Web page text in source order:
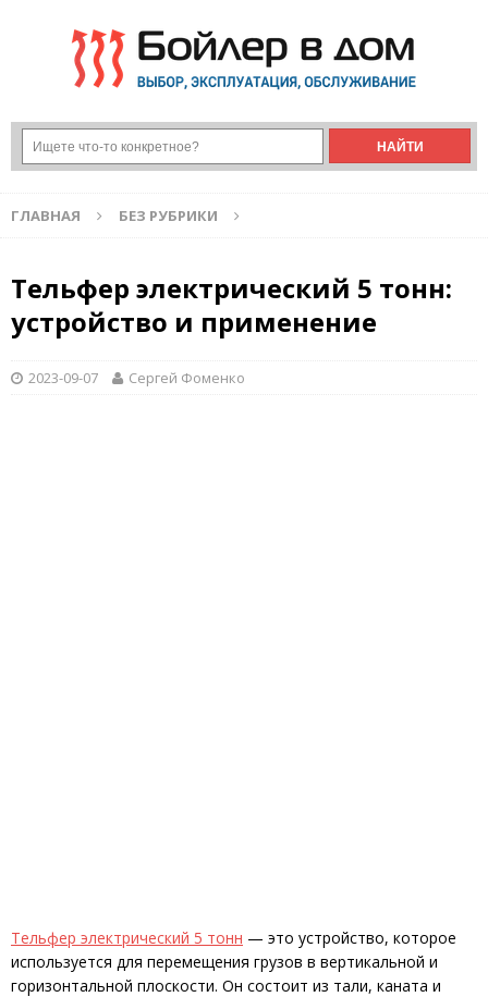
ГЛАВНАЯ БЕЗ РУБРИКИ
Тельфер электрический 5 тонн:
устройство и применение
2023-09-07 Сергей Фоменко
Тельфер электрический 5 тонн — это устройство, которое
используется для перемещения грузов в вертикальной и
горизонтальной плоскости. Он состоит из тали, каната и